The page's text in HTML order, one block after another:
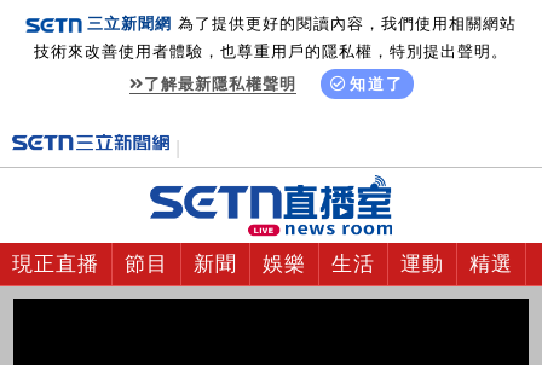
三立新聞網 為了提供更好的閱讀內容，我們使用相關網站
技術來改善使用者體驗，也尊重用戶的隱私權，特別提出聲明。
了解最新隱私權聲明
知道了
現正直播 節目 新聞 娛樂 生活 運動 精選